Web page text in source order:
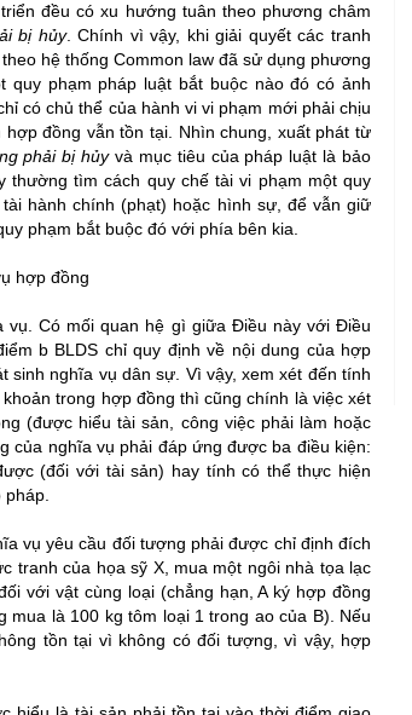
đều có xu hướng tuân theo phương châm
bị hủy. Chính vì vậy, khi giải quyết các tranh
hệ thống Common law đã sử dụng phương
quy phạm pháp luật bắt buộc nào đó có ảnh
có chủ thể của hành vi vi phạm mới phải chịu
đồng vẫn tồn tại. Nhìn chung, xuất phát từ
phải bị hủyvà mục tiêu của pháp luật là bảo
thường tìm cách quy chế tài vi phạm một quy
hành chính (phạt) hoặc hình sự, để vẫn giữ
phạm bắt buộc đó với phía bên kia.
hợp đồng
Có mối quan hệ gì giữa Điều này với Điều
b BLDS chỉ quy định về nội dung của hợp
sinh nghĩa vụ dân sự. Vì vậy, xem xét đến tính
trong hợp đồng thì cũng chính là việc xét
(được hiểu tài sản, công việc phải làm hoặc
của nghĩa vụ phải đáp ứng được ba điều kiện:
(đối với tài sản) hay tính có thể thực hiện
vụ yêu cầu đối tượng phải được chỉ định đích
tranh của họa sỹ X, mua một ngôi nhà tọa lạc
với vật cùng loại (chẳng hạn, A ký hợp đồng
là 100 kg tôm loại 1 trong ao của B). Nếu
tồn tại vì không có đối tượng, vì vậy, hợp